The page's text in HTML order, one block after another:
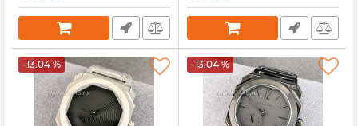
-13.04 % -13.04 %